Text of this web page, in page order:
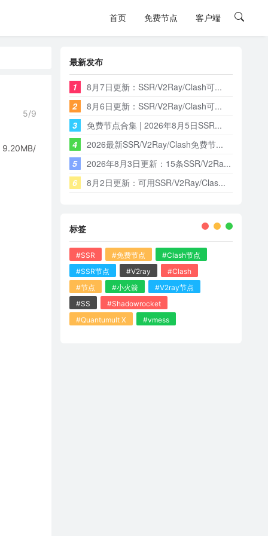
首页 免费节点 客户端
5/9
9.20MB/
最新发布
1
8月7日更新：SSR/V2Ray/Clash可...
2
8月6日更新：SSR/V2Ray/Clash可...
3
免费节点合集 | 2026年8月5日SSR...
4
2026最新SSR/V2Ray/Clash免费节...
5
2026年8月3日更新：15条SSR/V2Ra...
6
8月2日更新：可用SSR/V2Ray/Clas...
标签
#SSR #免费节点
#Clash节点
#SSR节点
#V2ray
#Clash
#节点
#小火箭
#V2ray节点
#SS
#Shadowrocket
#Quantumult X
#vmess